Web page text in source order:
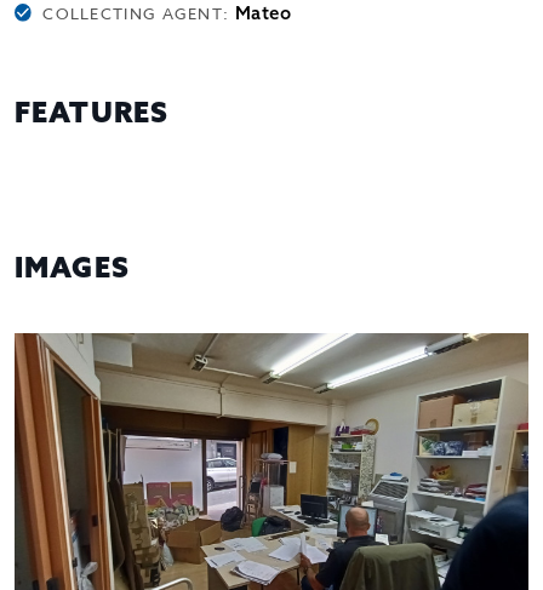
COLLECTING AGENT: Mateo
FEATURES
IMAGES